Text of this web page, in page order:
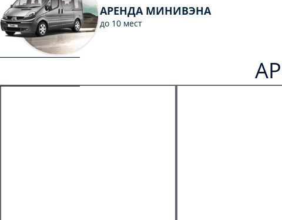
АРЕНДА МИНИВЭНА
до 10 мест